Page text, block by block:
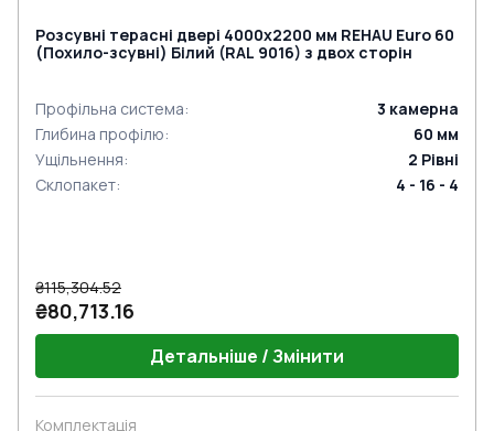
Розсувні терасні двері 4000x2200 мм REHAU Euro 60
(Похило-зсувні) Білий (RAL 9016) з двох сторін
Профільна система: 3 камерна
Глибина профілю: 60 мм
Ущільнення: 2 Рівні
Склопакет: 4 - 16 - 4
₴115,304.52
₴80,713.16
Детальніше / Змінити
Комплектація